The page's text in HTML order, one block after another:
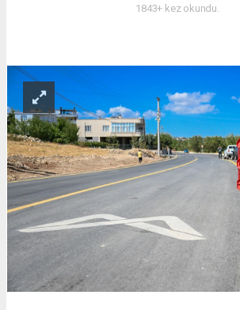
1843+ kez okundu.